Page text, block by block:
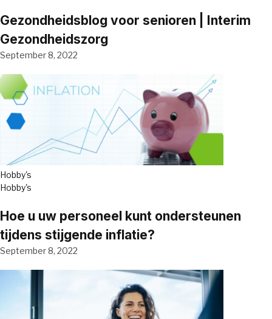
Gezondheidsblog voor senioren | Interim
Gezondheidszorg
September 8, 2022
Hobby's
Hobby's
Hoe u uw personeel kunt ondersteunen
tijdens stijgende inflatie?
September 8, 2022